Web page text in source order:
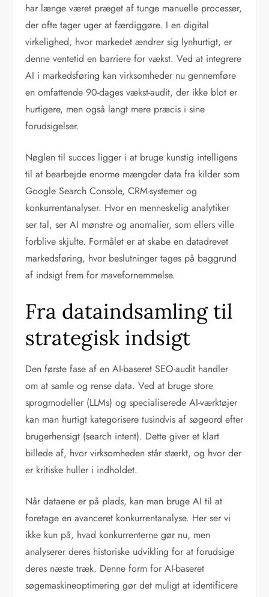
har længe været præget af tunge manuelle processer,
der ofte tager uger at færdiggøre. I en digital
virkelighed, hvor markedet ændrer sig lynhurtigt, er
denne ventetid en barriere for vækst. Ved at integrere
AI i markedsføring kan virksomheder nu gennemføre
en omfattende 90-dages vækst-audit, der ikke blot er
hurtigere, men også langt mere præcis i sine
forudsigelser.
Nøglen til succes ligger i at bruge kunstig intelligens
til at bearbejde enorme mængder data fra kilder som
Google Search Console, CRM-systemer og
konkurrentanalyser. Hvor en menneskelig analytiker
ser tal, ser AI mønstre og anomalier, som ellers ville
forblive skjulte. Formålet er at skabe en datadrevet
markedsføring, hvor beslutninger tages på baggrund
af indsigt frem for mavefornemmelse.
Fra dataindsamling til
strategisk indsigt
Den første fase af en AI-baseret SEO-audit handler
om at samle og rense data. Ved at bruge store
sprogmodeller (LLMs) og specialiserede AI-værktøjer
kan man hurtigt kategorisere tusindvis af søgeord efter
brugerhensigt (search intent). Dette giver et klart
billede af, hvor virksomheden står stærkt, og hvor der
er kritiske huller i indholdet.
Når dataene er på plads, kan man bruge AI til at
foretage en avanceret konkurrentanalyse. Her ser vi
ikke kun på, hvad konkurrenterne gør nu, men
analyserer deres historiske udvikling for at forudsige
deres næste træk. Denne form for AI-baseret
søgemaskineoptimering gør det muligt at identificere